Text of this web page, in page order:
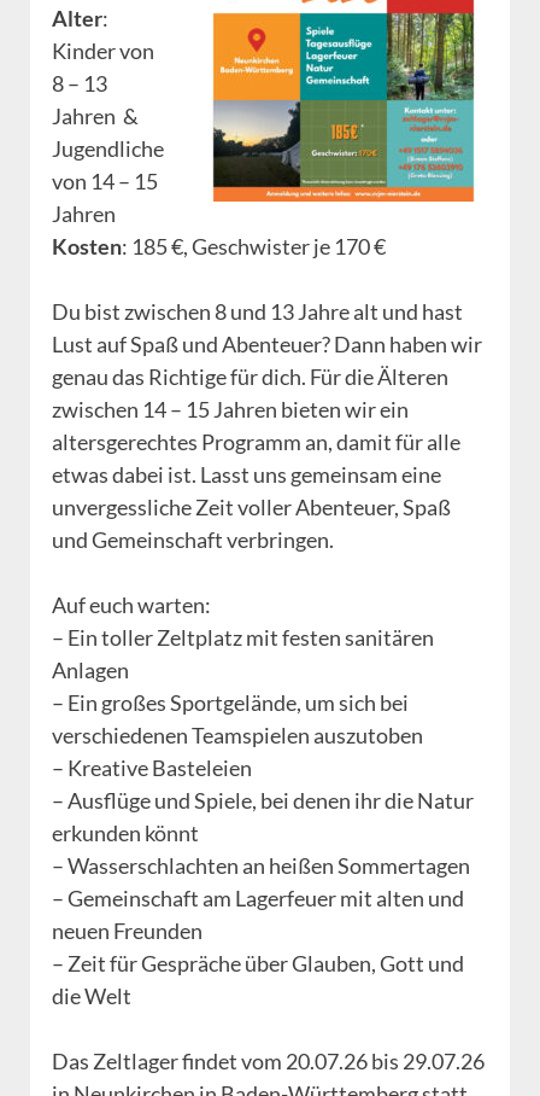
Alter:
Kinder von
8 – 13
Jahren &
Jugendliche
von 14 – 15
Jahren
Kosten: 185 €, Geschwister je 170 €
Du bist zwischen 8 und 13 Jahre alt und hast
Lust auf Spaß und Abenteuer? Dann haben wir
genau das Richtige für dich. Für die Älteren
zwischen 14 – 15 Jahren bieten wir ein
altersgerechtes Programm an, damit für alle
etwas dabei ist. Lasst uns gemeinsam eine
unvergessliche Zeit voller Abenteuer, Spaß
und Gemeinschaft verbringen.
Auf euch warten:
– Ein toller Zeltplatz mit festen sanitären
Anlagen
– Ein großes Sportgelände, um sich bei
verschiedenen Teamspielen auszutoben
– Kreative Basteleien
– Ausflüge und Spiele, bei denen ihr die Natur
erkunden könnt
– Wasserschlachten an heißen Sommertagen
– Gemeinschaft am Lagerfeuer mit alten und
neuen Freunden
– Zeit für Gespräche über Glauben, Gott und
die Welt
Das Zeltlager findet vom 20.07.26 bis 29.07.26